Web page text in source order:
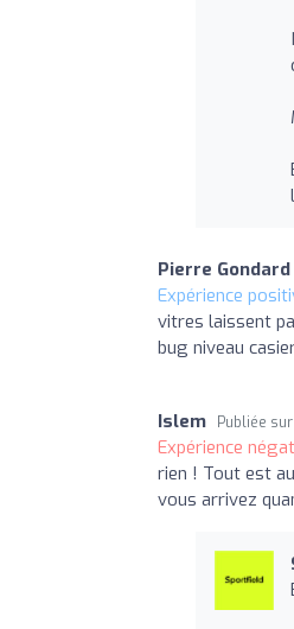
Pierre Gondard
Expérience
vitres laissent
bug niveau
Islem Publiée sur
Expérience
rien ! Tout est
vous arrivez